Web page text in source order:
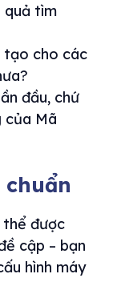
quả tìm
tạo cho các
đầu, chứ
của Mã
chuẩn
thể được
cập – bạn
hình máy